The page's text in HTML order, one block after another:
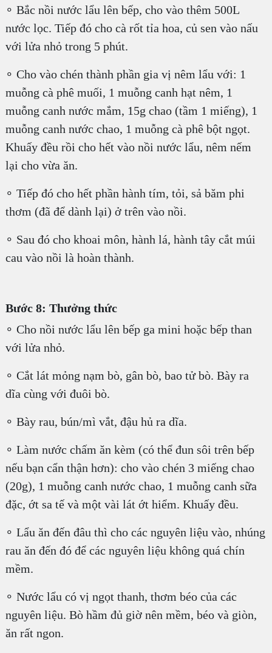
∘ Bắc nồi nước lẩu lên bếp, cho vào thêm 500L
nước lọc. Tiếp đó cho cà rốt tỉa hoa, củ sen vào nấu
với lửa nhỏ trong 5 phút.
∘ Cho vào chén thành phần gia vị nêm lẩu với: 1
muỗng cà phê muối, 1 muỗng canh hạt nêm, 1
muỗng canh nước mắm, 15g chao (tầm 1 miếng), 1
muỗng canh nước chao, 1 muỗng cà phê bột ngọt.
Khuấy đều rồi cho hết vào nồi nước lẩu, nêm nếm
lại cho vừa ăn.
∘ Tiếp đó cho hết phần hành tím, tỏi, sả băm phi
thơm (đã để dành lại) ở trên vào nồi.
∘ Sau đó cho khoai môn, hành lá, hành tây cắt múi
cau vào nồi là hoàn thành.
Bước 8: Thưởng thức
∘ Cho nồi nước lẩu lên bếp ga mini hoặc bếp than
với lửa nhỏ.
∘ Cắt lát mỏng nạm bò, gân bò, bao tử bò. Bày ra
dĩa cùng với đuôi bò.
∘ Bày rau, bún/mì vắt, đậu hủ ra dĩa.
∘ Làm nước chấm ăn kèm (có thể đun sôi trên bếp
nếu bạn cẩn thận hơn): cho vào chén 3 miếng chao
(20g), 1 muỗng canh nước chao, 1 muỗng canh sữa
đặc, ớt sa tế và một vài lát ớt hiểm. Khuấy đều.
∘ Lẩu ăn đến đâu thì cho các nguyên liệu vào, nhúng
rau ăn đến đó để các nguyên liệu không quá chín
mềm.
∘ Nước lẩu có vị ngọt thanh, thơm béo của các
nguyên liệu. Bò hầm đủ giờ nên mềm, béo và giòn,
ăn rất ngon.